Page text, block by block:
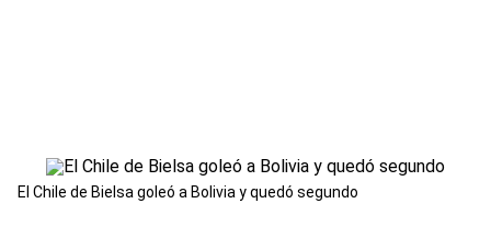
El Chile de Bielsa goleó a Bolivia y quedó segundo